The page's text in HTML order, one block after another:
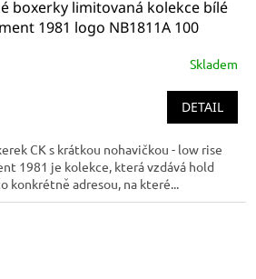
boxerky limitovaná kolekce bílé
1981 logo NB1811A 100
Skladem
DETAIL
CK s krátkou nohavičkou - low rise
1981 je kolekce, která vzdává hold
konkrétně adresou, na které...